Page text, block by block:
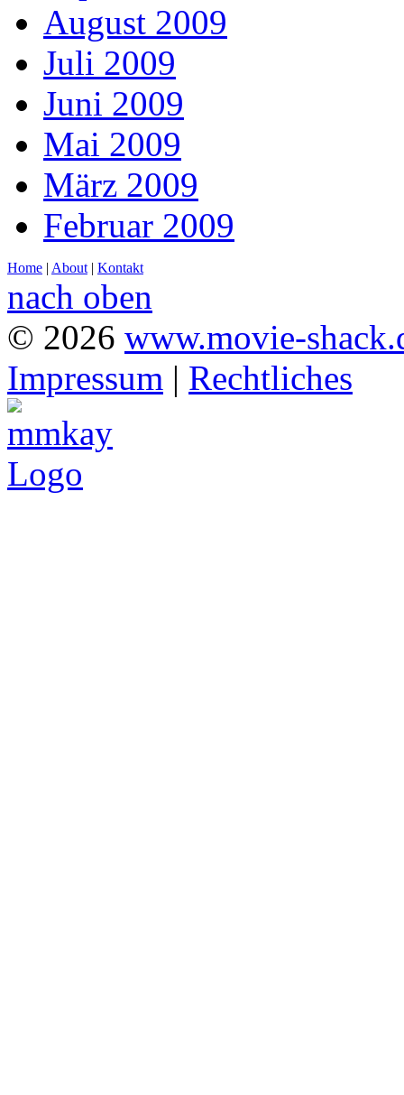
August 2009
Juli 2009
Juni 2009
Mai 2009
März 2009
Februar 2009
Home | About | Kontakt
nach oben
© 2026 www.movie-
Impressum | Rechtliches